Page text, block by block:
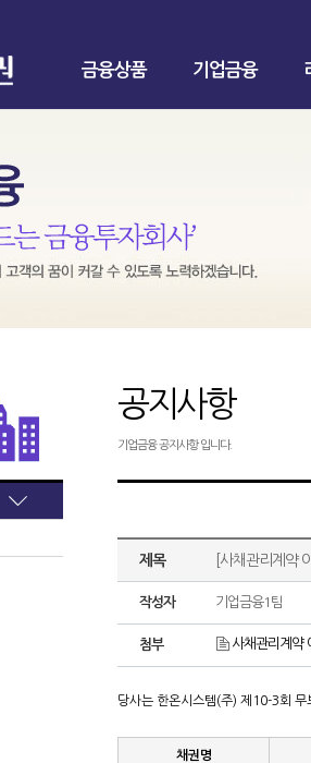
금융상품 기업금융
공지사항
기업금융 공지사항 입니다.
제목 [사채관리계약
작성자 기업금융1팀
첨부 사채관리계약
당사는 한온시스템(주) 제 10-3회 무
채권명